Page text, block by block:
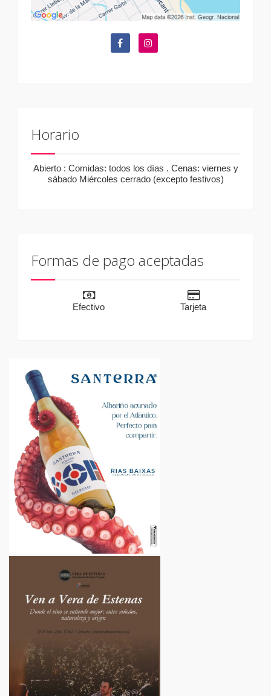
Horario
Abierto : Comidas: todos los días . Cenas: viernes y
sábado Miércoles cerrado (excepto festivos)
Formas de pago aceptadas
Efectivo Tarjeta